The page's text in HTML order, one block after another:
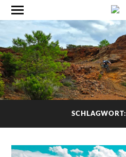
SCHLAGWORT: